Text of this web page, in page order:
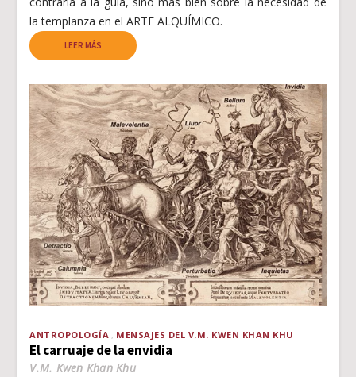
la templanza en el ARTE ALQUÍMICO.
LEER MÁS
ANTROPOLOGÍA MENSAJES DEL V.M. KWEN KHAN KHU
El carruaje de la envidia
V.M. Kwen Khan Khu